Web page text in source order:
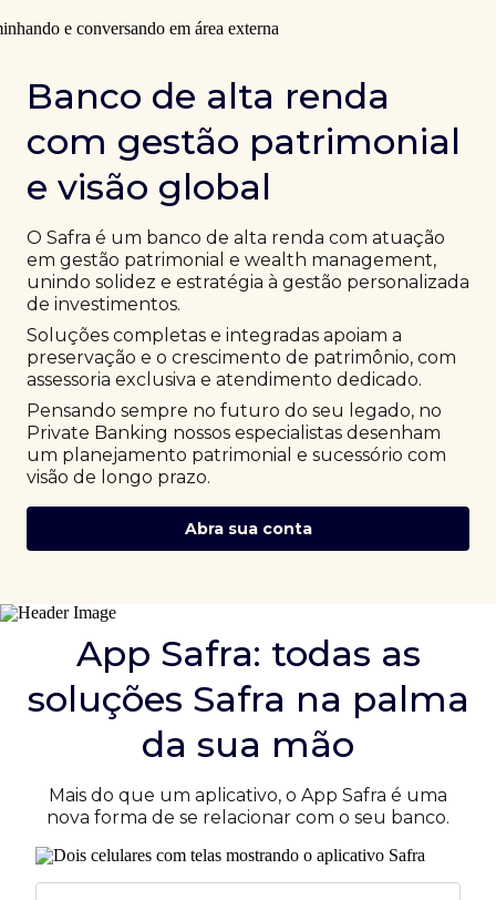
Banco de alta renda
com gestão patrimonial
e visão global
O Safra é um banco de alta renda com atuação
em gestão patrimonial e wealth management,
unindo solidez e estratégia à gestão personalizada
de investimentos.
Soluções completas e integradas apoiam a
preservação e o crescimento de patrimônio, com
assessoria exclusiva e atendimento dedicado.
Pensando sempre no futuro do seu legado, no
Private Banking nossos especialistas desenham
um planejamento patrimonial e sucessório com
visão de longo prazo.
Abra sua conta
App Safra: todas as
soluções Safra na palma
da sua mão
Mais do que um aplicativo, o App Safra é uma
nova forma de se relacionar com o seu banco.